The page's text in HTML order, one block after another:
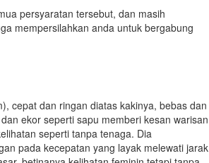
persyaratan tersebut, dan masih
mempersilahkan anda untuk bergabung
cepat dan ringan diatas kakinya, bebas dan
ekor seperti sapu memberi kesan warisan
seperti tanpa tenaga. Dia
pada kecepatan yang layak melewati jarak